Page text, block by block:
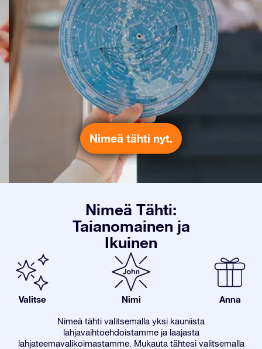
Nimeä tähti nyt.
Nimeä Tähti:
Taianomainen ja
Ikuinen
Valitse Nimi Anna
Nimeä tähti valitsemalla yksi kauniista
lahjavaihtoehdoistamme ja laajasta
lahjateemavalikoimastamme. Mukauta tähtesi valitsemalla